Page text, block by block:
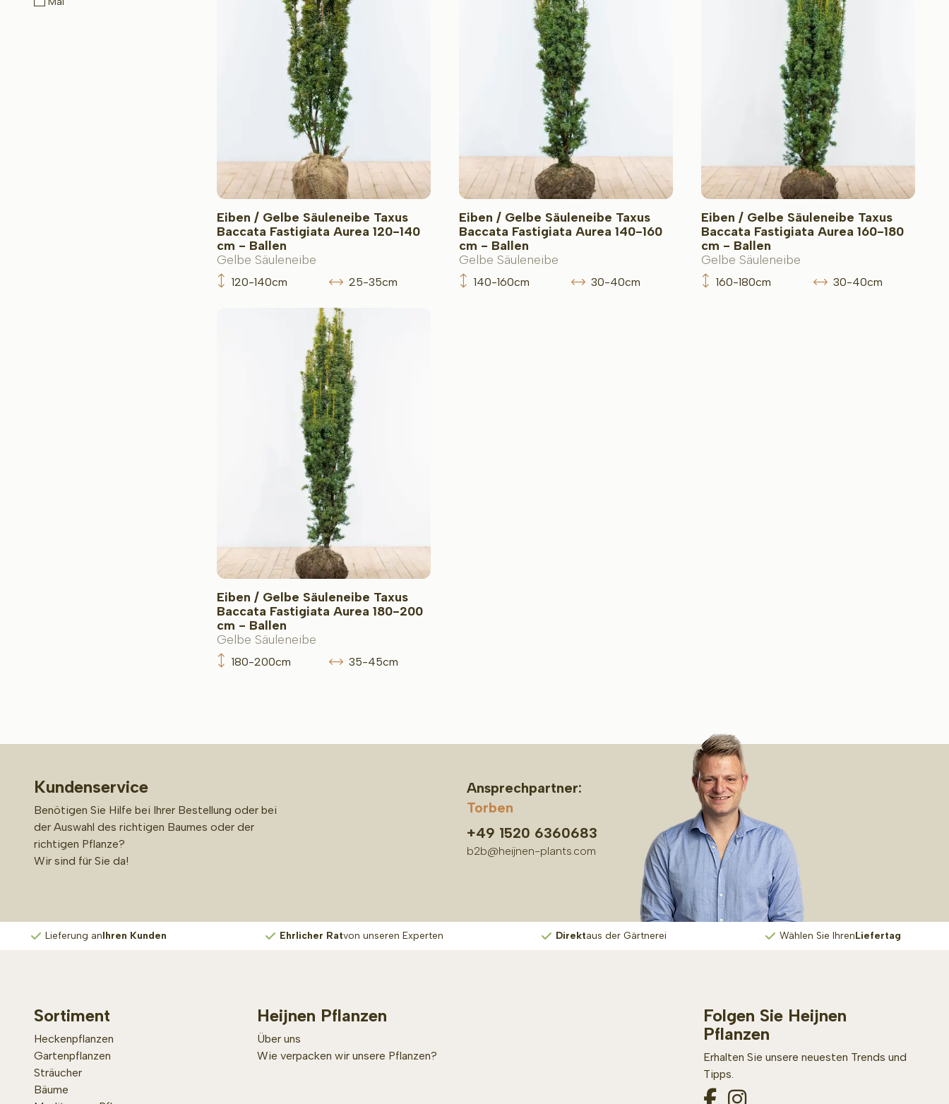
Eiben / Gelbe Säuleneibe Taxus
Baccata Fastigiata Aurea 120-140
cm - Ballen
Gelbe Säuleneibe
120-140cm 25-35cm
Eiben / Gelbe Säuleneibe Taxus
Baccata Fastigiata Aurea 140-160
cm - Ballen
Gelbe Säuleneibe
140-160cm 30-40cm
Eiben / Gelbe Säuleneibe Taxus
Baccata Fastigiata Aurea 160-180
cm - Ballen
Gelbe Säuleneibe
160-180cm 30-40cm
Eiben / Gelbe Säuleneibe Taxus
Baccata Fastigiata Aurea 180-200
cm - Ballen
Gelbe Säuleneibe
180-200cm 35-45cm
Kundenservice
Benötigen Sie Hilfe bei Ihrer Bestellung oder bei
der Auswahl des richtigen Baumes oder der
richtigen Pflanze?
Wir sind für Sie da!
Ansprechpartner:
Torben
+49 1520 6360683
b2b@heijnen-plants.com
Lieferung anIhren Kunden Ehrlicher Ratvon unseren Experten Direktaus der Gärtnerei Wählen Sie IhrenLiefertag
Sortiment
Heckenpflanzen
Gartenpflanzen
Sträucher
Bäume
Heijnen Pflanzen
Über uns
Wie verpacken wir unsere Pflanzen?
Folgen Sie Heijnen
Pflanzen
Erhalten Sie unsere neuesten Trends und
Tipps.